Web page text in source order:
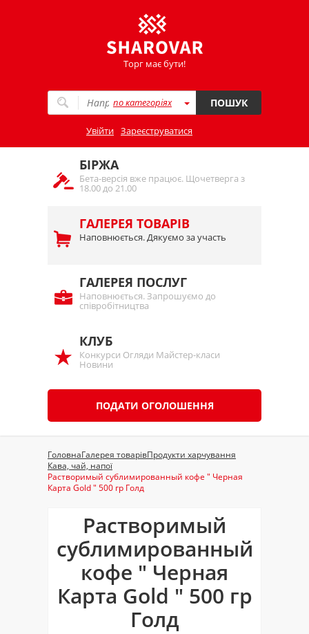
Торг має бути!
по категоріях ПОШУК
Увійти Зареєструватися
БІРЖА
Бета-версія вже працює. Щочетверга з
18.00 до 21.00
ГАЛЕРЕЯ ТОВАРІВ
Наповнюється. Дякуємо за участь
ГАЛЕРЕЯ ПОСЛУГ
Наповнюється. Запрошуємо до
співробітництва
КЛУБ
Конкурси Огляди Майстер-класи
Новини
ПОДАТИ ОГОЛОШЕННЯ
ГоловнаГалерея товарівПродукти харчування
Кава, чай, напої
Растворимый сублимированный кофе " Черная
Карта Gold " 500 гр Голд
Растворимый
сублимированный
кофе " Черная
Карта Gold " 500 гр
Голд